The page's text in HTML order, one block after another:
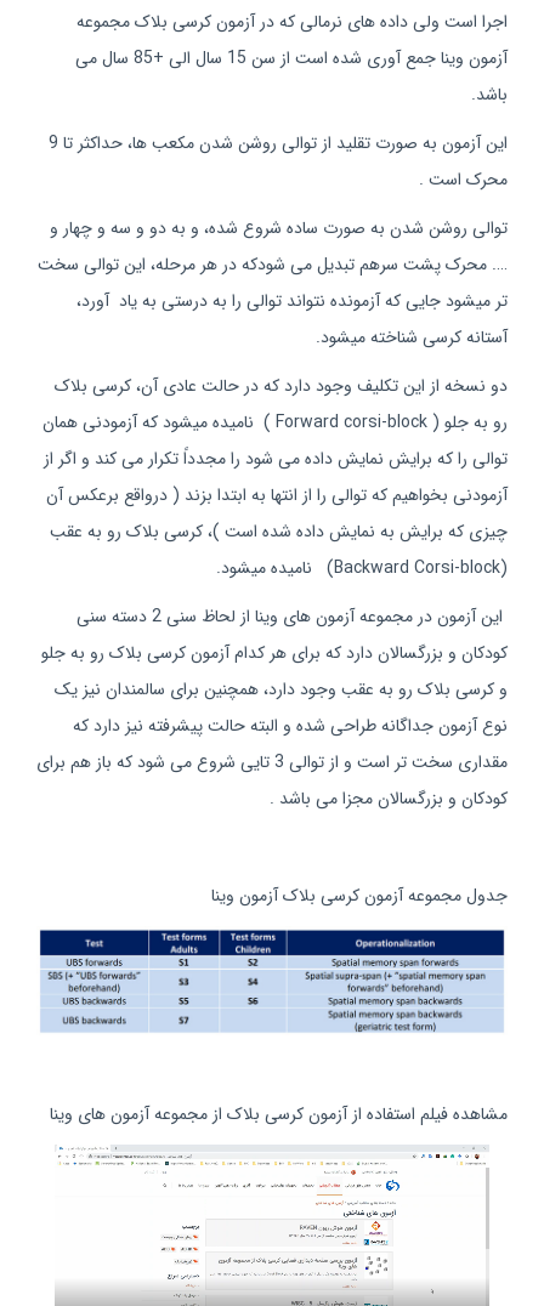
اجرا است ولی داده های نرمالی که در آزمون کرسی بلاک مجموعه
آزمون وینا جمع آوری شده است از سن 15 سال الی +85 سال می
باشد.
این آزمون به صورت تقلید از توالی روشن شدن مکعب ها، حداکثر تا 9
محرک است .
توالی روشن شدن به صورت ساده شروع شده، و به دو و سه و چهار و
…. محرک پشت سرهم تبدیل می شودکه در هر مرحله، این توالی سخت
تر میشود جایی که آزمونده نتواند توالی را به درستی به یاد آورد،
آستانه کرسی شناخته میشود.
دو نسخه از این تکلیف وجود دارد که در حالت عادی آن، کرسی بلاک
رو به جلو ( Forward corsi-block ) نامیده میشود که آزمودنی همان
توالی را که برایش نمایش داده می شود را مجدداً تکرار می کند و اگر از
آزمودنی بخواهیم که توالی را از انتها به ابتدا بزند ( درواقع برعکس آن
چیزی که برایش به نمایش داده شده است )، کرسی بلاک رو به عقب
(Backward Corsi-block) نامیده میشود.
این آزمون در مجموعه آزمون های وینا از لحاظ سنی 2 دسته سنی
کودکان و بزرگسالان دارد که برای هر کدام آزمون کرسی بلاک رو به جلو
و کرسی بلاک رو به عقب وجود دارد، همچنین برای سالمندان نیز یک
نوع آزمون جداگانه طراحی شده و البته حالت پیشرفته نیز دارد که
مقداری سخت تر است و از توالی 3 تایی شروع می شود که باز هم برای
کودکان و بزرگسالان مجزا می باشد .
جدول مجموعه آزمون کرسی بلاک آزمون وینا
مشاهده فیلم استفاده از آزمون کرسی بلاک از مجموعه آزمون های وینا